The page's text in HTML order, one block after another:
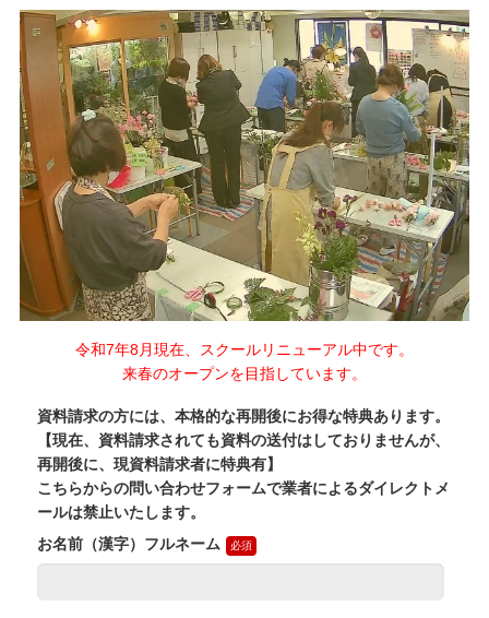
令和7年8月現在、スクールリニューアル中です。
来春のオープンを目指しています。
資料請求の方には、本格的な再開後にお得な特典あります。
【現在、資料請求されても資料の送付はしておりませんが、
再開後に、現資料請求者に特典有】
こちらからの問い合わせフォームで業者によるダイレクトメ
ールは禁止いたします。
お名前（漢字）フルネーム